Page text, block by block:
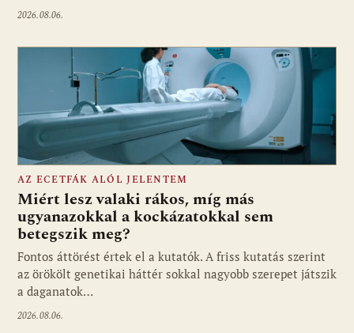
2026.08.06.
AZ ECETFÁK ALÓL JELENTEM
Miért lesz valaki rákos, míg más
ugyanazokkal a kockázatokkal sem
betegszik meg?
Fontos áttörést értek el a kutatók. A friss kutatás szerint
az örökölt genetikai háttér sokkal nagyobb szerepet játszik
a daganatok…
2026.08.06.